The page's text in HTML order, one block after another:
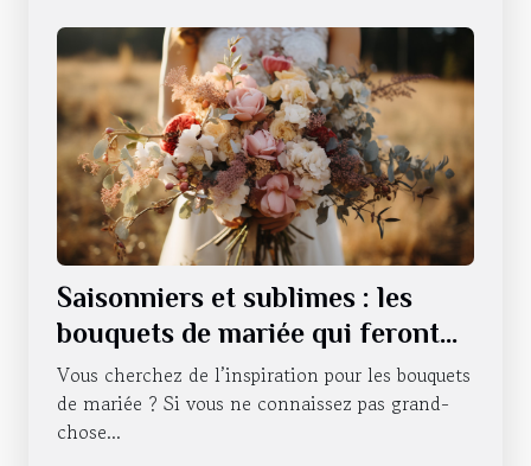
Saisonniers et sublimes : les
bouquets de mariée qui feront
battre votre cœur tout au long
de l'année
Vous cherchez de l’inspiration pour les bouquets
de mariée ? Si vous ne connaissez pas grand-
chose...